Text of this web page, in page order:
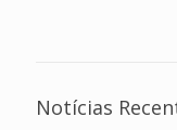
Notícias